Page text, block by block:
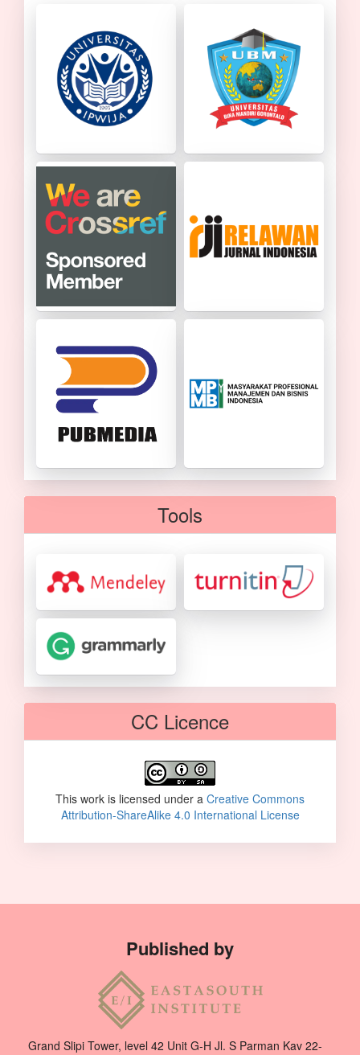
Tools
CC Licence
This work is licensed under a Creative Commons
Attribution-ShareAlike 4.0 International License
Published by
Grand Slipi Tower, level 42 Unit G-H Jl. S Parman Kav 22-